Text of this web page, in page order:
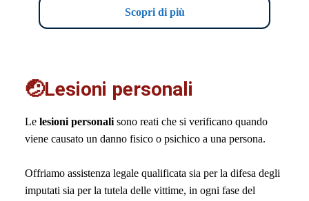
Scopri di più
🤕Lesioni personali
Le lesioni personali sono reati che si verificano quando
viene causato un danno fisico o psichico a una persona.
Offriamo assistenza legale qualificata sia per la difesa degli
imputati sia per la tutela delle vittime, in ogni fase del